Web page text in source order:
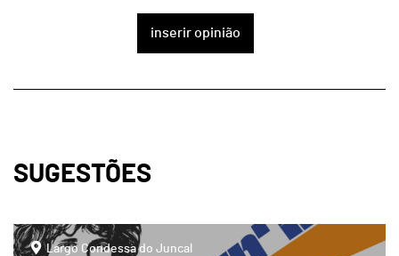
inserir opinião
SUGESTÕES
page
Largo Condessa do Juncal